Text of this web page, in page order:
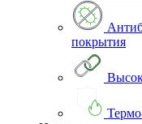
покрытия